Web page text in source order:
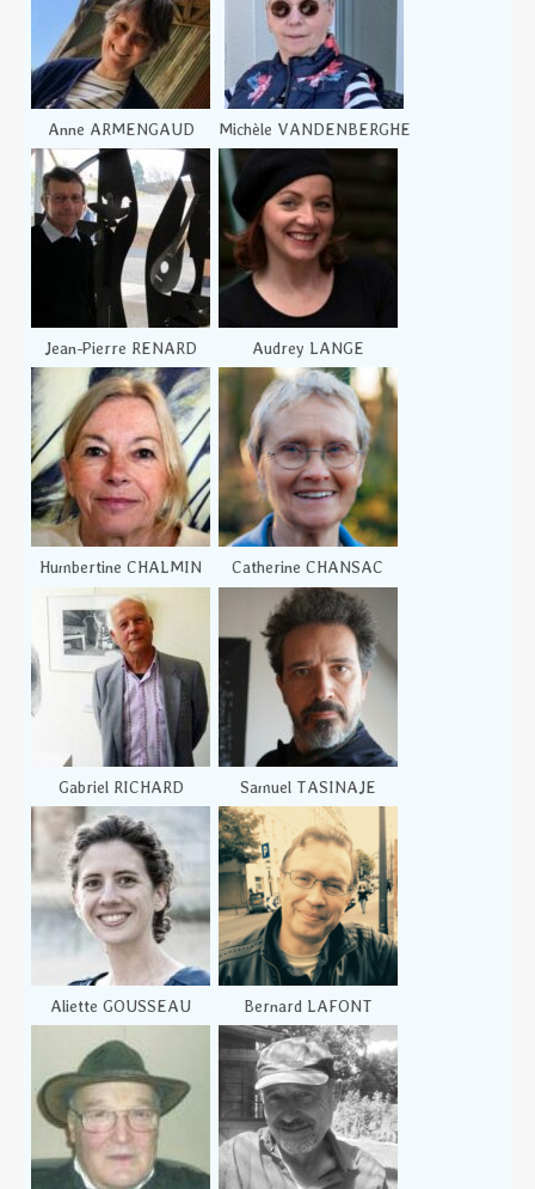
Anne ARMENGAUD Michèle VANDENBERGHE
Jean-Pierre RENARD Audrey LANGE
Humbertine CHALMIN Catherine CHANSAC
Gabriel RICHARD Samuel TASINAJE
Aliette GOUSSEAU Bernard LAFONT